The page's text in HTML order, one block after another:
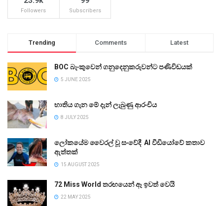
Followers Subscribers
Trending Comments Latest
BOC බැංකුවෙන් ගනුදෙනුකරුවන්ට පණිවිඩයක්
5 JUNE 2025
භාතිය ගැන මේ දැන් ලැබුණු ආරංචිය
8 JULY 2025
ලෝකයේම වෛරල් වූ සංවේදී AI වීඩියෝවේ කතාව
ඇත්තක්
15 AUGUST 2025
72 Miss World තරඟයෙන් ඈ ඉවත් වෙයි
22 MAY 2025